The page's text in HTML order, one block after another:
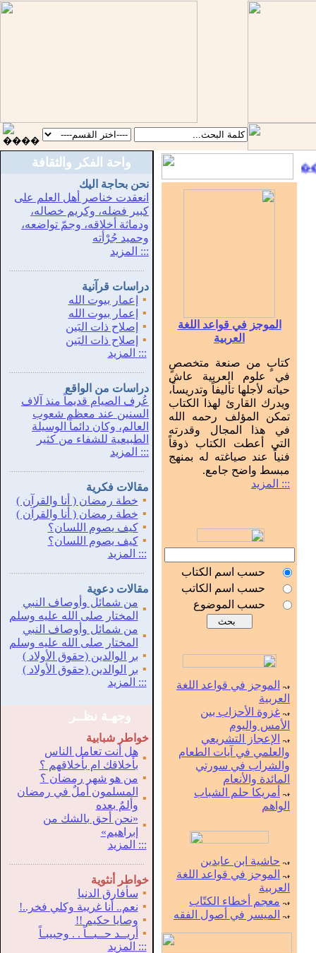
واحة الفكر والثقافة
نحن بحاجة اليك
انعقدت خناصر أهل العلم على
كبير فضله، وكريم خصاله،
ودماثة أخلاقه، وجمّ تواضعه،
وحميد جُرْأته
::: المزيد
دراسات قرآنية
▪
إعمار بيوت الله
▪
إعمار بيوت الله
▪
إصلاح ذات البَين
▪
إصلاح ذات البَين
::: المزيد
دراسات من الواقع
عُرف الصيام قديماً منذ آلاف
السنين عند معظم شعوب
العالم، وكان دائماً الوسيلة
الطبيعية للشفاء من كثير
::: المزيد
مقالات فكرية
▪ خطة رمضان ( أنا والقرآن )
▪ خطة رمضان ( أنا والقرآن )
▪ كيف يصوم اللسان؟
▪ كيف يصوم اللسان؟
::: المزيد
مقالات دعوية
▪
من شمائل وأوصاف النبي
المختار صلى الله عليه وسلم
▪
من شمائل وأوصاف النبي
المختار صلى الله عليه وسلم
▪ بر الوالدين (حقوق الأولاد )
▪ بر الوالدين (حقوق الأولاد )
::: المزيد
وجهـة نظــر
خواطر شبابية
▪
هل أنت تعامل الناس
بأخلاقك ام بأخلاقهم ؟
▪ من هو شهر رمضان ؟
▪
المسلمون أملٌ في رمضان
وألمٌ بعده
▪
«نحن أحق بالشك من
إبراهيم»
::: المزيد
خواطر أنثوية
▪ سأفارق الدنيا
▪ نعم.. أنا غريبة وكلي فخر..!
▪ وصايا حكيم !!
▪
أريــد حــبــاً . . وحبيبـاً
::: المزيد
������ ��
الموجز في قواعد اللغة
العربية
كتابٍ من صنعة متخصصٍ
في علوم العربية عاش
حياته لأجلها تأليفاً وتدريساً،
ويدرك القارئ لهذا الكتاب
تمكن المؤلف رحمه الله
في هذا المجال وقدرته
التي أعطت الكتاب ذوقاً
فنياً عند صياغته له بمنهج
مبسط واضح جامع.
::: المزيد
حسب اسم الكتاب
حسب اسم الكاتب
حسب الموضوع
الموجز في قواعد اللغة
العربية
غزوة الأحزاب بين
الأمس واليوم
الإعجاز التشريعي
والعلمي في آيات الطعام
والشراب في سورتي
المائدة والأنعام
أمريكا حلم الشباب
الواهم
حاشية ابن عابدين
الموجز في قواعد اللغة
العربية
معجم أخطاء الكتّاب
الميسر في أصول الفقه